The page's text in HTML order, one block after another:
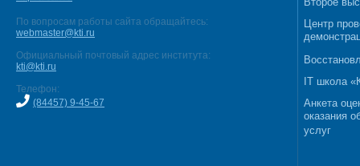
По вопросам работы сайта обращайтесь:
webmaster@kti.ru
Официальный почтовый адрес института:
kti@kti.ru
Телефон:
(84457) 9-45-67
Центр
IT школа
Анкета
оказания
услуг